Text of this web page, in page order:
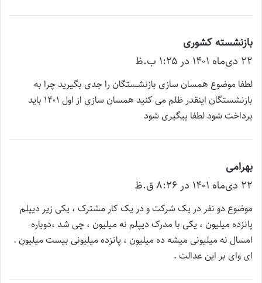
بازنشسته کشوری
ف
ت
:
۲۲ دی‌ماه ۱۴۰۱ در ۱:۲۵ ب.ظ
لطفا موضوع همسان سازی بازنشستگان را جدی بگیرید چرا به
بازنشستگان اینقدر ظلم می کنید همسان سازی از اول ۱۴۰۱ باید
پرداخت شود لطفا پیگیری شود
بهرامی
ف
ت
:
۲۲ دی‌ماه ۱۴۰۱ در ۸:۲۶ ق.ظ
موضوع دو نفر در یک شرکت و در یک کار مشترک ، یکی زیر دیپلم
پانزده میلیون ، یکی با مدرک دیپلم نه میلیون ، چی شد ،دوباره
امسال نه میلیونی میشه ده میلیون ، پانزده میلیونی بیست میلیون .
ای وای بر این عدالت .